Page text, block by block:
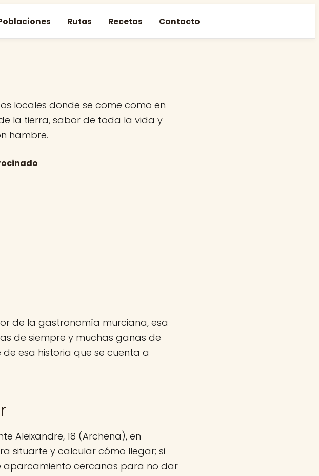
Rutas Recetas Contacto
locales donde se come como en
la tierra, sabor de toda la vida y
hambre.
de la gastronomía murciana, esa
de siempre y muchas ganas de
esa historia que se cuenta a
Aleixandre, 18 (Archena), en
situarte y calcular cómo llegar; si
aparcamiento cercanas para no dar